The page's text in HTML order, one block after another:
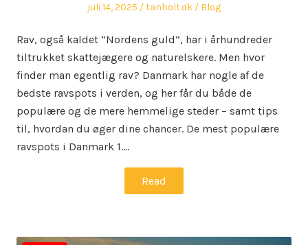
Posted
juli 14, 2025 Author
tanholt.dk
Posted
Blog
Rav, også kaldet “Nordens guld”, har i århundreder
tiltrukket skattejægere og naturelskere. Men hvor
finder man egentlig rav? Danmark har nogle af de
bedste ravspots i verden, og her får du både de
populære og de mere hemmelige steder – samt tips
til, hvordan du øger dine chancer. De mest populære
ravspots i Danmark 1.…
Read